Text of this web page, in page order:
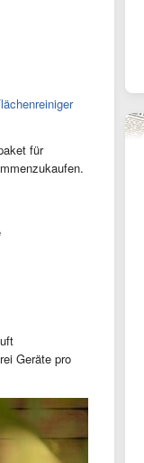
für
Geräte pro